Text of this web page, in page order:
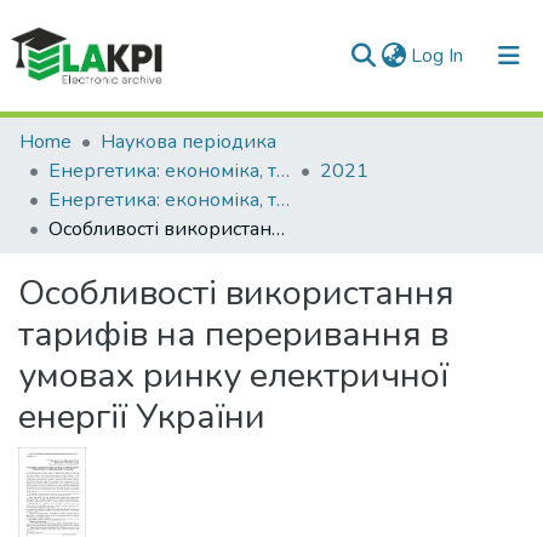
Log In (current)
Communities & Collections
All of DSpace
Statistics
Home
Наукова періодика
Енергетика: економіка, технології, екологія
2021
Енергетика: економіка, технології, екологія: науковий журнал, № 1
Особливості використання тарифів на переривання в умовах ринку електричної енергії України
Особливості використання
тарифів на переривання в
умовах ринку електричної
енергії України